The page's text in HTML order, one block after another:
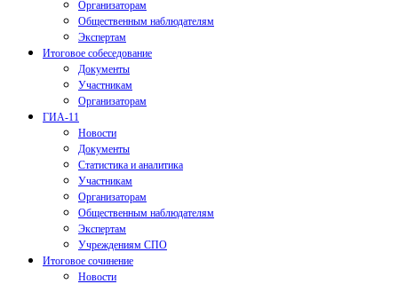
Организаторам
Общественным наблюдателям
Экспертам
Итоговое собеседование
Документы
Участникам
Организаторам
ГИА-11
Новости
Документы
Статистика и аналитика
Участникам
Организаторам
Общественным наблюдателям
Экспертам
Учреждениям СПО
Итоговое сочинение
Новости